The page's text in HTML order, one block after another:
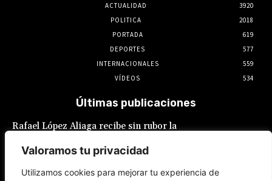
Valoramos tu privacidad
Utilizamos cookies para mejorar tu experiencia de
ACTUALIDAD
3920
POLITICA
2018
PORTADA
619
DEPORTES
577
INTERNACIONALES
559
VÍDEOS
534
Últimas publicaciones
Rafael López Aliaga recibe sin rubor la
alcaldía de Lima